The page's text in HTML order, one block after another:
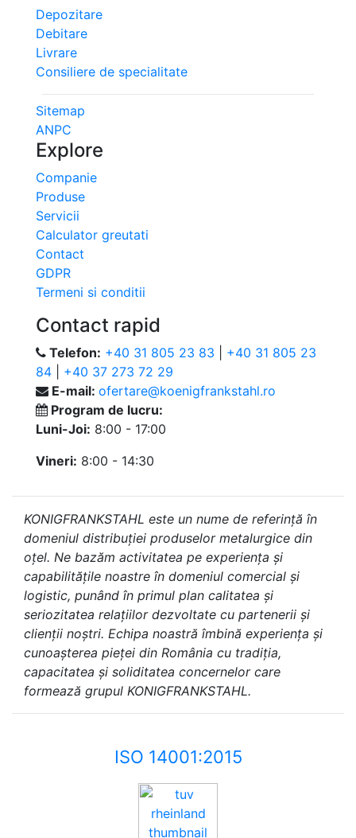
Depozitare
Debitare
Livrare
Consiliere de specialitate
Sitemap
ANPC
Explore
Companie
Produse
Servicii
Calculator greutati
Contact
GDPR
Termeni si conditii
Contact rapid
Telefon: +40 31 805 23 83
+40 31 805 23
84
+40 37 273 72 29
E-mail: ofertare@koenigfrankstahl.ro
Program de lucru:
Luni-Joi: 8:00 - 17:00
Vineri: 8:00 - 14:30
KONIGFRANKSTAHL este un nume de referință în
domeniul distribuției produselor metalurgice din
oțel. Ne bazăm activitatea pe experiența și
capabilitățile noastre în domeniul comercial și
logistic, punând în primul plan calitatea și
seriozitatea relațiilor dezvoltate cu partenerii și
clienții noștri. Echipa noastră îmbină experiența și
cunoașterea pieței din România cu tradiția,
capacitatea și soliditatea concernelor care
formează grupul KONIGFRANKSTAHL.
ISO 14001:2015